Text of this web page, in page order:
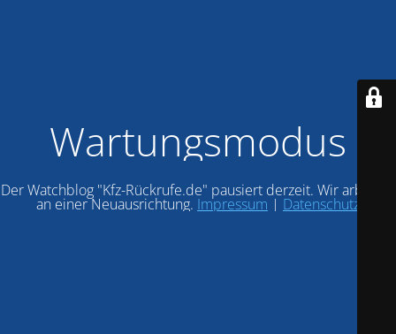
Wartungsmodus
Der Watchblog "Kfz-Rückrufe.de" pausiert derzeit. Wir arbeiten
an einer Neuausrichtung. Impressum | Datenschutz